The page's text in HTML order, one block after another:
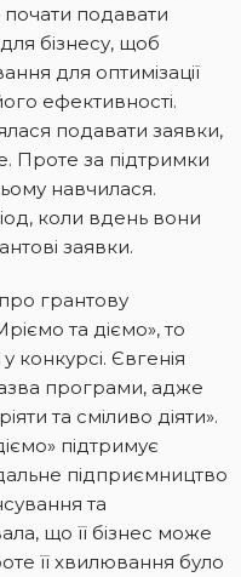
подавати
бізнесу, щоб
для оптимізації
ефективності.
подавати заявки,
Проте за підтримки
навчилася.
коли вдень вони
заявки.
грантову
та діємо», то
конкурсі. Євгенія
програми, адже
та сміливо діяти».
підтримує
підприємництво
та
що її бізнес може
її хвилювання було